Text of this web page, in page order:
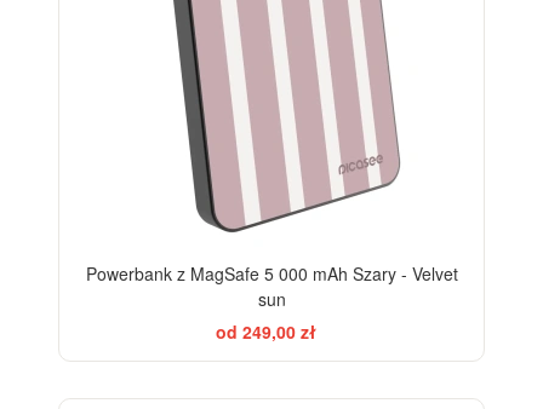
Powerbank z MagSafe 5 000 mAh Szary - Velvet
sun
od 249,00 zł